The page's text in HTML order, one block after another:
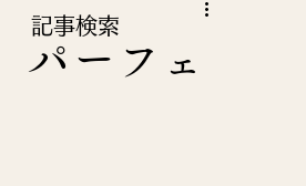
画像日記
パーフェ
​記事検索